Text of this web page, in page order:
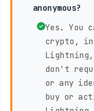
anonymous?
Yes. You
crypto,
Lightning,
don't
or any
buy or